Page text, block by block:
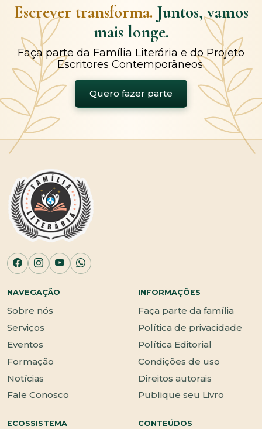
Escrever transforma. Juntos, vamos
mais longe.
Faça parte da Família Literária e do Projeto
Escritores Contemporâneos.
Quero fazer parte
NAVEGAÇÃO
Sobre nós
Serviços
Eventos
Formação
Notícias
Fale Conosco
INFORMAÇÕES
Faça parte da família
Política de privacidade
Política Editorial
Condições de uso
Direitos autorais
Publique seu Livro
ECOSSISTEMA CONTEÚDOS